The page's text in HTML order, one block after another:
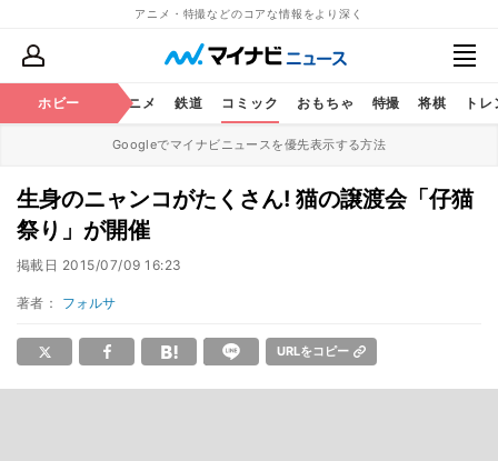
アニメ・特撮などのコアな情報をより深く
ホビー アニメ 鉄道 コミック おもちゃ 特撮 将棋 ト
Googleでマイナビニュースを優先表示する方法
生身のニャンコがたくさん! 猫の譲渡会「仔猫
祭り」が開催
掲載日 2015/07/09 16:23
著者： フォルサ
URLをコピー